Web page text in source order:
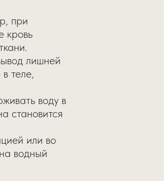
при
кровь
лишней
теле,
воду в
становится
или во
водный